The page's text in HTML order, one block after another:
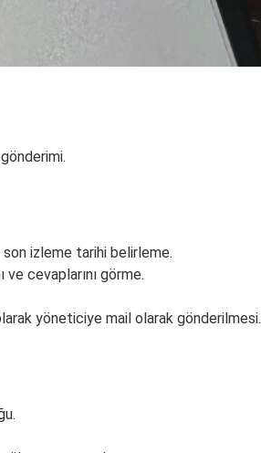
izleme tarihi belirleme.
cevaplarını görme.
yöneticiye mail olarak gönderilmesi.